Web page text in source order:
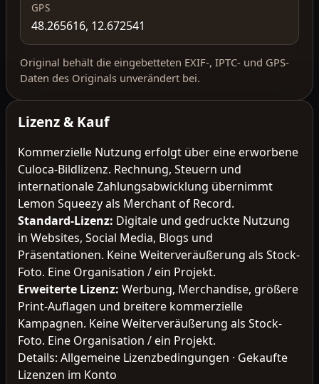
GPS
48.265616, 12.672541
Original behält die eingebetteten EXIF-, IPTC- und GPS-
Daten des Originals unverändert bei.
Lizenz & Kauf
Kommerzielle Nutzung erfolgt über eine erworbene
Culoca-Bildlizenz. Rechnung, Steuern und
internationale Zahlungsabwicklung übernimmt
Lemon Squeezy als Merchant of Record.
Standard-Lizenz: Digitale und gedruckte Nutzung
in Websites, Social Media, Blogs und
Präsentationen. Keine Weiterveräußerung als Stock-
Foto. Eine Organisation / ein Projekt.
Erweiterte Lizenz: Werbung, Merchandise, größere
Print-Auflagen und breitere kommerzielle
Kampagnen. Keine Weiterveräußerung als Stock-
Foto. Eine Organisation / ein Projekt.
Details: Allgemeine Lizenzbedingungen · Gekaufte
Lizenzen im Konto